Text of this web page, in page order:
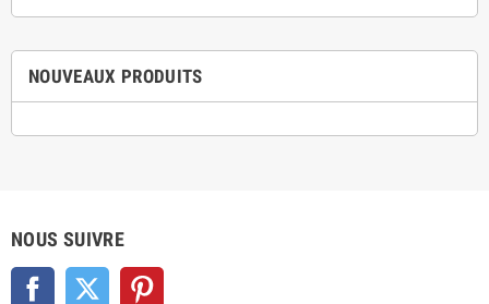
NOUVEAUX PRODUITS
NOUS SUIVRE
Facebook Twitter